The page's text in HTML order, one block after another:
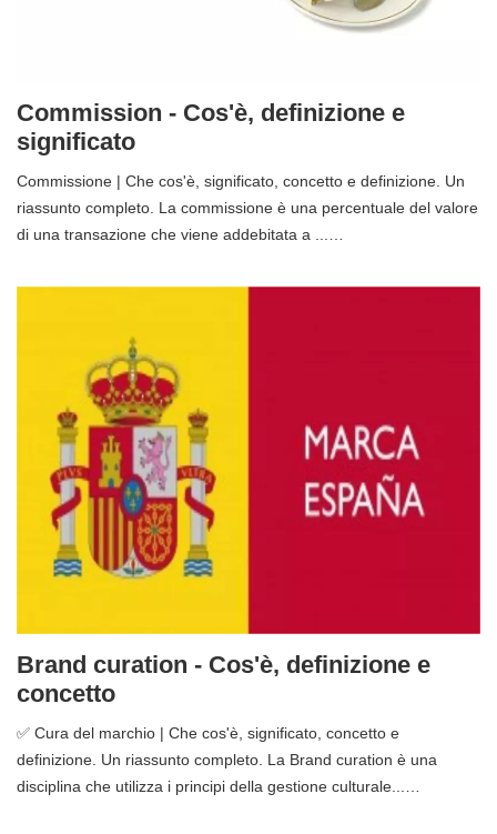
Commission - Cos'è, definizione e
significato
Commissione | Che cos'è, significato, concetto e definizione. Un
riassunto completo. La commissione è una percentuale del valore
di una transazione che viene addebitata a ...…
Brand curation - Cos'è, definizione e
concetto
✅ Cura del marchio | Che cos'è, significato, concetto e
definizione. Un riassunto completo. La Brand curation è una
disciplina che utilizza i principi della gestione culturale...…